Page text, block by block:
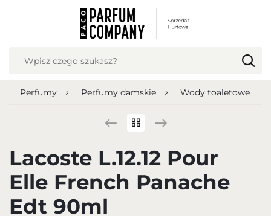
Perfumy Perfumy damskie Wody toaletowe
Lacoste L.12.12 Pour
Elle French Panache
Edt 90ml
USTAWIENIA REGIONALNE
Język
Polish zloty (PLN)
ZAPISZ